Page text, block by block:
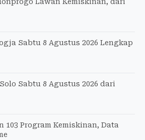
Sabtu 8 Agustus 2026 Lengkap
Sabtu 8 Agustus 2026 dari
Program Kemiskinan, Data